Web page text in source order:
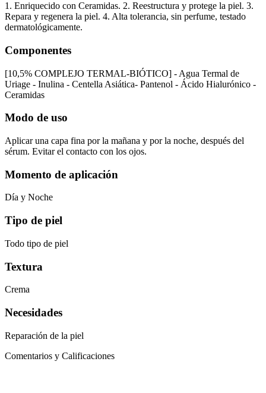
1. Enriquecido con Ceramidas. 2. Reestructura y protege la piel. 3.
Repara y regenera la piel. 4. Alta tolerancia, sin perfume, testado
dermatológicamente.
Componentes
[10,5% COMPLEJO TERMAL-BIÓTICO] - Agua Termal de
Uriage - Inulina - Centella Asiática- Pantenol - Ácido Hialurónico -
Ceramidas
Modo de uso
Aplicar una capa fina por la mañana y por la noche, después del
sérum. Evitar el contacto con los ojos.
Momento de aplicación
Día y Noche
Tipo de piel
Todo tipo de piel
Textura
Crema
Necesidades
Reparación de la piel
Comentarios y Calificaciones